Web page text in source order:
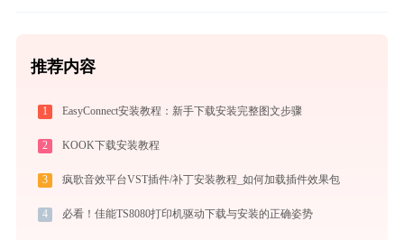
推荐内容
1 EasyConnect安装教程：新手下载安装完整图文步骤
2 KOOK下载安装教程
3 疯歌音效平台VST插件/补丁安装教程_如何加载插件效果包
4 必看！佳能TS8080打印机驱动下载与安装的正确姿势